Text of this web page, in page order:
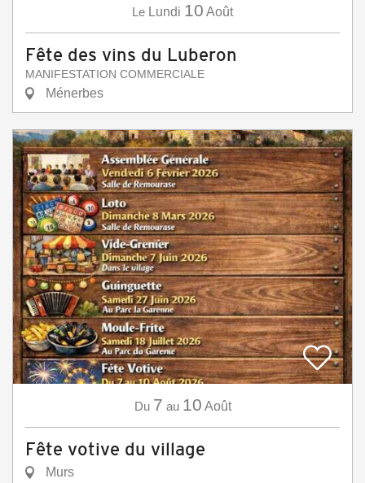
Le Lundi 10 Août
Fête des vins du Luberon
MANIFESTATION COMMERCIALE
Ménerbes
Du 7 au 10 Août
Fête votive du village
Murs